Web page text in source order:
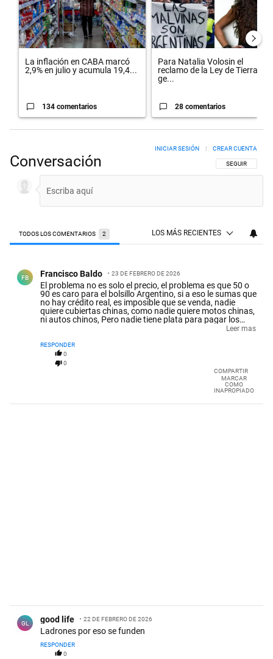
La inflación en CABA marcó
2,9% en julio y acumula 19,4...
134 comentarios
Para Natalia Volosin el
reclamo de la Ley de Tierras
ge...
28 comentarios
Conversación SIGA ESTA
SEGUIR
INICIAR SESIÓN CREAR CUENTA
TODOS LOS COMENTARIOS 2 LOS MÁS RECIENTES
FB Francisco Baldo 23 DE FEBRERO DE 2026
El problema no es solo el precio, el problema es que 50 o
90 es caro para el bolsillo Argentino, si a eso le sumas que
no hay crédito real, es imposible que se venda, nadie
quiere cubiertas chinas, como nadie quiere motos chinas,
ni autos chinos, Pero nadie tiene plata para pagar los
precios cartelizados de las marcas tradicionales, todos
si estuviesen en USA, pero quieren pagar salarios de la
India, en la India tienen precios de la India, esa es la
diferencia.
Leer mas
RESPONDER
0
0
COMPARTIR
MARCAR
COMO
INAPROPIADO
GL good life 22 DE FEBRERO DE 2026
Ladrones por eso se funden
RESPONDER
0